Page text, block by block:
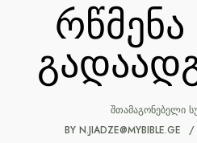
ᲨᲗᲐᲛᲐᲒᲝᲜᲔᲑᲔᲚᲘ
BY N.JIADZE@MYBIBLE.GE